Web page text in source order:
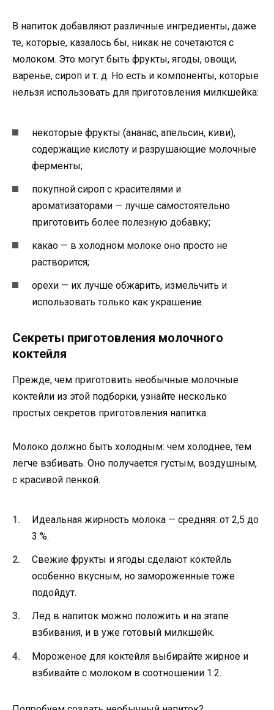
В напиток добавляют различные ингредиенты, даже
те, которые, казалось бы, никак не сочетаются с
молоком. Это могут быть фрукты, ягоды, овощи,
варенье, сироп и т. д. Но есть и компоненты, которые
нельзя использовать для приготовления милкшейка:
некоторые фрукты (ананас, апельсин, киви),
содержащие кислоту и разрушающие молочные
ферменты;
покупной сироп с красителями и
ароматизаторами — лучше самостоятельно
приготовить более полезную добавку;
какао — в холодном молоке оно просто не
растворится;
орехи — их лучше обжарить, измельчить и
использовать только как украшение.
Секреты приготовления молочного
коктейля
Прежде, чем приготовить необычные молочные
коктейли из этой подборки, узнайте несколько
простых секретов приготовления напитка.
Молоко должно быть холодным: чем холоднее, тем
легче взбивать. Оно получается густым, воздушным,
с красивой пенкой.
Идеальная жирность молока — средняя: от 2,5 до
3 %.
Свежие фрукты и ягоды сделают коктейль
особенно вкусным, но замороженные тоже
подойдут.
Лед в напиток можно положить и на этапе
взбивания, и в уже готовый милкшейк.
Мороженое для коктейля выбирайте жирное и
взбивайте с молоком в соотношении 1:2.